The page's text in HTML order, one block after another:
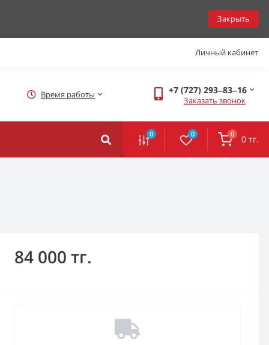
Закрыть
Личный кабинет
Время работы +7 (727) 293‒83‒16
Заказать звонок
0 0 0 0 тг.
84 000 тг.